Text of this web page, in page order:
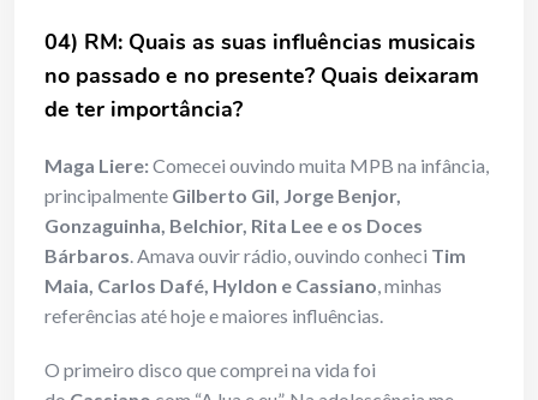
04) RM: Quais as suas influências musicais
no passado e no presente? Quais deixaram
de ter importância?
Maga Liere:Comecei ouvindo muita MPB na infância,
principalmente Gilberto Gil, Jorge Benjor,
Gonzaguinha, Belchior, Rita Lee e os Doces
Bárbaros. Amava ouvir rádio, ouvindo conheci Tim
Maia, Carlos Dafé, Hyldon e Cassiano, minhas
referências até hoje e maiores influências.
O primeiro disco que comprei na vida foi